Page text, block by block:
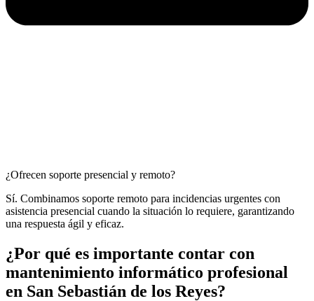
¿Ofrecen soporte presencial y remoto?
Sí. Combinamos soporte remoto para incidencias urgentes con
asistencia presencial cuando la situación lo requiere, garantizando
una respuesta ágil y eficaz.
¿Por qué es importante contar con
mantenimiento informático profesional
en San Sebastián de los Reyes?